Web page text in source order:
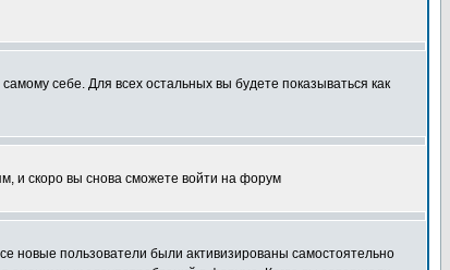
себе. Для всех остальных вы будете показываться как
и скоро вы снова сможете войти на форум
новые пользователи были активизированы самостоятельно